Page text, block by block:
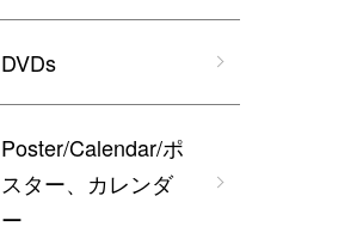
DVDs
Poster/Calendar/ポ
スター、カレンダ
ー